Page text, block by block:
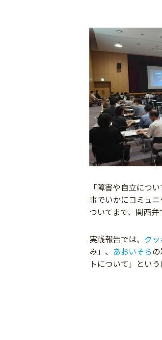
「障害や自立につ
事でいかにコミュ
ついてまで、関西
実践報告では、 ク
み」、 あおいそら
トについて」とい